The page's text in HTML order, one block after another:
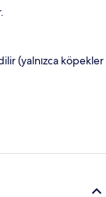
(yalnızca köpekler